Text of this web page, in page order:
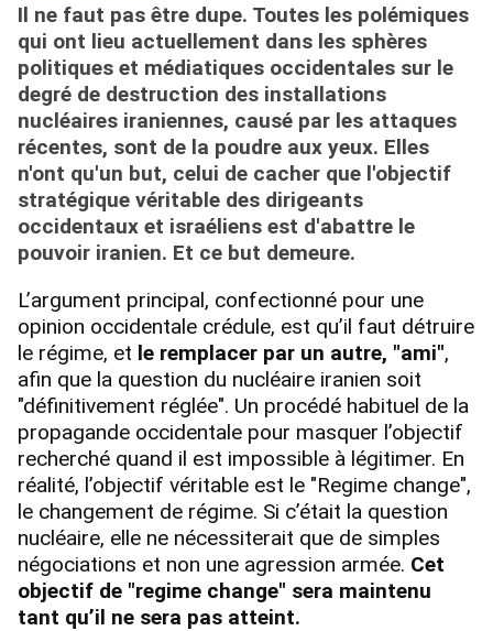
Il ne faut pas être dupe. Toutes les polémiques
qui ont lieu actuellement dans les sphères
politiques et médiatiques occidentales sur le
degré de destruction des installations
nucléaires iraniennes, causé par les attaques
récentes, sont de la poudre aux yeux. Elles
n'ont qu'un but, celui de cacher que l'objectif
stratégique véritable des dirigeants
occidentaux et israéliens est d'abattre le
pouvoir iranien. Et ce but demeure.
L’argument principal, confectionné pour une
opinion occidentale crédule, est qu’il faut détruire
le régime, et le remplacer par un autre, "ami",
afin que la question du nucléaire iranien soit
"définitivement réglée". Un procédé habituel de la
propagande occidentale pour masquer l’objectif
recherché quand il est impossible à légitimer. En
réalité, l’objectif véritable est le "Regime change",
le changement de régime. Si c’était la question
nucléaire, elle ne nécessiterait que de simples
négociations et non une agression armée. Cet
objectif de "regime change" sera maintenu
tant qu’il ne sera pas atteint.